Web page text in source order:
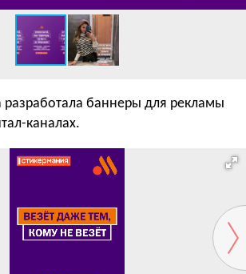
баннеры для рекламы
каналах.